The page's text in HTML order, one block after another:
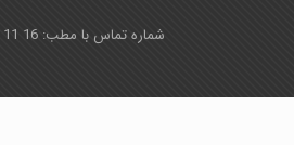
شماره تماس با مطب: 16 11 01 22 021